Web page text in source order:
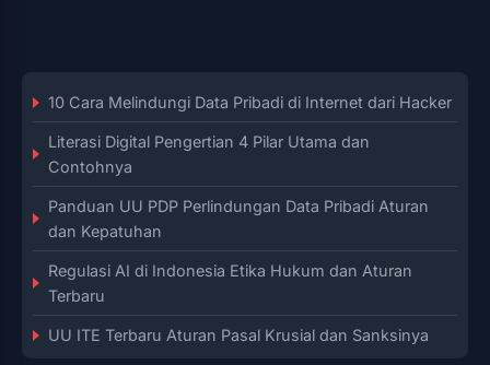
10 Cara Melindungi Data Pribadi di Internet dari Hacker
Literasi Digital Pengertian 4 Pilar Utama dan
Contohnya
Panduan UU PDP Perlindungan Data Pribadi Aturan
dan Kepatuhan
Regulasi AI di Indonesia Etika Hukum dan Aturan
Terbaru
UU ITE Terbaru Aturan Pasal Krusial dan Sanksinya